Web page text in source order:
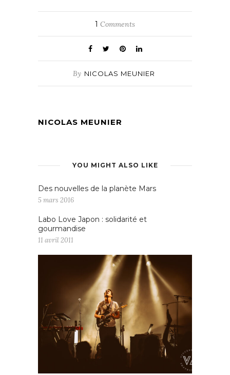
1 Comments
By NICOLAS MEUNIER
NICOLAS MEUNIER
YOU MIGHT ALSO LIKE
Des nouvelles de la planète Mars
5 mars 2016
Labo Love Japon : solidarité et
gourmandise
11 avril 2011